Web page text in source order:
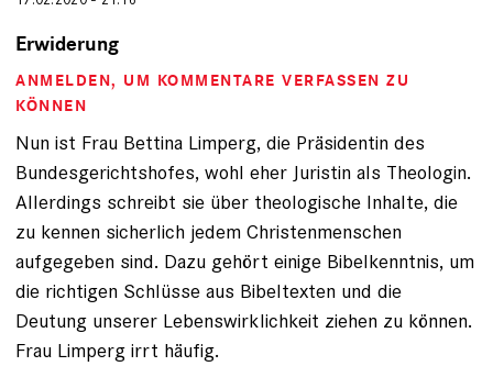
Erwiderung
ANMELDEN, UM KOMMENTARE VERFASSEN ZU
KÖNNEN
Nun ist Frau Bettina Limperg, die Präsidentin des
Bundesgerichtshofes, wohl eher Juristin als Theologin.
Allerdings schreibt sie über theologische Inhalte, die
zu kennen sicherlich jedem Christenmenschen
aufgegeben sind. Dazu gehört einige Bibelkenntnis, um
die richtigen Schlüsse aus Bibeltexten und die
Deutung unserer Lebenswirklichkeit ziehen zu können.
Frau Limperg irrt häufig.